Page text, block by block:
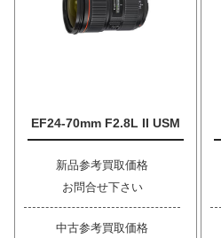
EF24-70mm F2.8L II USM
新品参考買取価格
お問合せ下さい
中古参考買取価格